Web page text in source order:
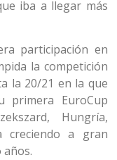
iba a llegar más
participación en
la competición
la 20/21 en la que
primera EuroCup
Hungría,
creciendo a gran